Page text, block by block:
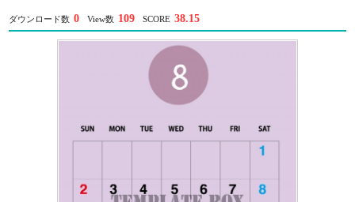
ダウンロード数 0 View数 109 SCORE 38.15